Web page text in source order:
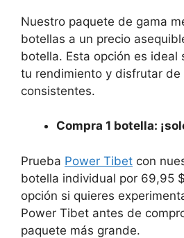
Nuestro paquete de gama
botellas a un precio
botella. Esta opción es ideal
tu rendimiento y disfrutar de
consistentes.
Compra 1 botella:
Prueba Power Tibet con
botella individual por 69,95
opción si quieres
Power Tibet antes de
paquete más grande.